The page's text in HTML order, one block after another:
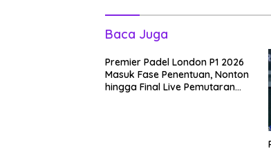
Baca Juga
Premier Padel London P1 2026
Masuk Fase Penentuan, Nonton
hingga Final Live Pemutaran